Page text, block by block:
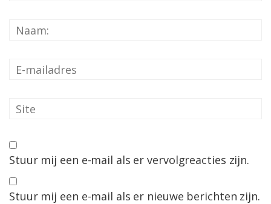
Stuur mij een e-mail als er vervolgreacties zijn.
Stuur mij een e-mail als er nieuwe berichten zijn.